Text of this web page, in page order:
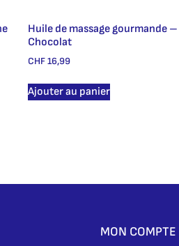
Huile de massage gourmande –
Chocolat
CHF16,99
Ajouter au panier
MON COMPTE